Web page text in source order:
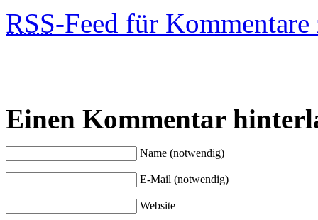
RSS-Feed für
Einen Kommentar
Name (notwendig)
E-Mail (notwendig)
Website